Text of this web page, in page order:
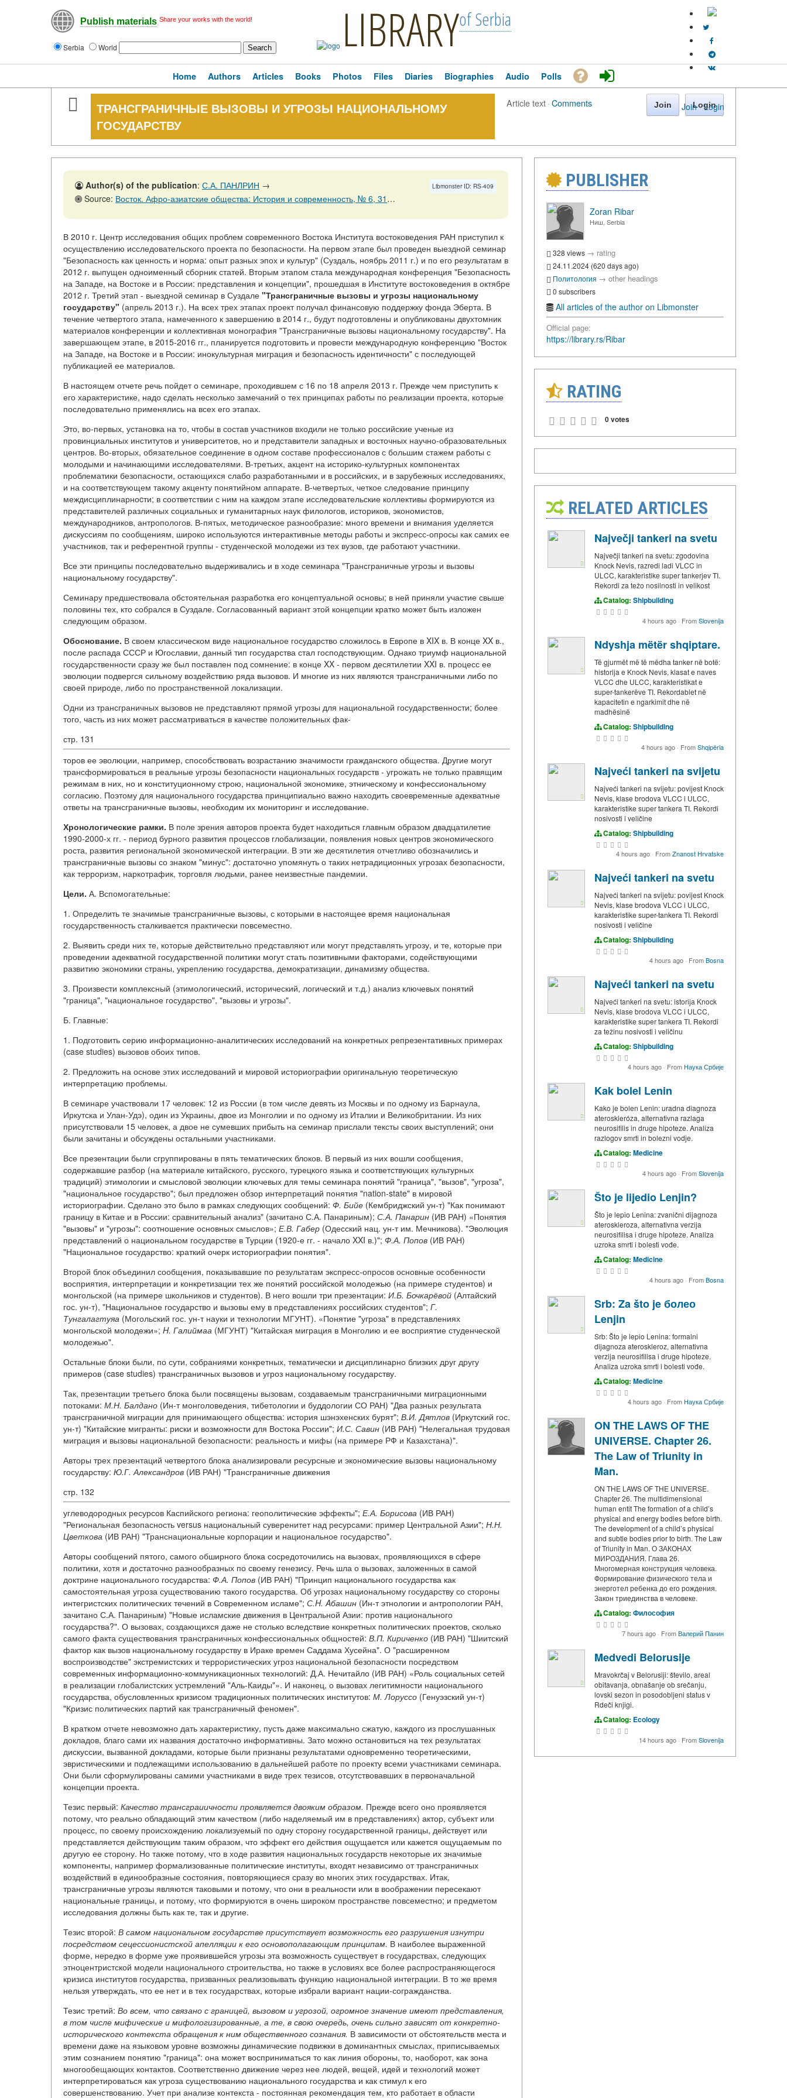
Publish materials Share your works with the world!
Serbia World LIBRARYof Serbia
Join · Login
Home Authors Articles Books Photos Files Diaries Biographies Audio Polls
ТРАНСГРАНИЧНЫЕ ВЫЗОВЫ И УГРОЗЫ НАЦИОНАЛЬНОМУ
ГОСУДАРСТВУ
Article text·Comments Join Login
Libmonster ID: RS-409
Author(s) of the publication: С.А. ПАНЛРИН →
Source: Восток. Афро-азиатские общества: История и современность, № 6, 31 декабря 2013 Страницы 131-133
В 2010 г. Центр исследования общих проблем современного Востока Института востоковедения РАН приступил к
осуществлению исследовательского проекта по безопасности. На первом этапе был проведен выездной семинар
"Безопасность как ценность и норма: опыт разных эпох и культур" (Суздаль, ноябрь 2011 г.) и по его результатам в
2012 г. выпущен одноименный сборник статей. Вторым этапом стала международная конференция "Безопасность
на Западе, на Востоке и в России: представления и концепции", прошедшая в Институте востоковедения в октябре
2012 г. Третий этап - выездной семинар в Суздале "Трансграничные вызовы и угрозы национальному
государству" (апрель 2013 г.). На всех трех этапах проект получал финансовую поддержку фонда Эберта. В
течение четвертого этапа, намеченного к завершению в 2014 г., будут подготовлены и опубликованы двухтомник
материалов конференции и коллективная монография "Трансграничные вызовы национальному государству". На
завершающем этапе, в 2015-2016 гг., планируется подготовить и провести международную конференцию "Восток
на Западе, на Востоке и в России: инокультурная миграция и безопасность идентичности" с последующей
публикацией ее материалов.
В настоящем отчете речь пойдет о семинаре, проходившем с 16 по 18 апреля 2013 г. Прежде чем приступить к
его характеристике, надо сделать несколько замечаний о тех принципах работы по реализации проекта, которые
последовательно применялись на всех его этапах.
Это, во-первых, установка на то, чтобы в состав участников входили не только российские ученые из
провинциальных институтов и университетов, но и представители западных и восточных научно-образовательных
центров. Во-вторых, обязательное соединение в одном составе профессионалов с большим стажем работы с
молодыми и начинающими исследователями. В-третьих, акцент на историко-культурных компонентах
проблематики безопасности, остающихся слабо разработанными и в российских, и в зарубежных исследованиях,
и на соответствующем такому акценту понятийном аппарате. В-четвертых, четкое следование принципу
междисциплинарноcти; в соответствии с ним на каждом этапе исследовательские коллективы формируются из
представителей различных социальных и гуманитарных наук филологов, историков, экономистов,
международников, антропологов. В-пятых, методическое разнообразие: много времени и внимания уделяется
дискуссиям по сообщениям, широко используются интерактивные методы работы и экспресс-опросы как самих ее
участников, так и референтной группы - студенческой молодежи из тех вузов, где работают участники.
Все эти принципы последовательно выдерживались и в ходе семинара "Трансграничные угрозы и вызовы
национальному государству".
Семинару предшествовала обстоятельная разработка его концептуальной основы; в ней приняли участие свыше
половины тех, кто собрался в Суздале. Согласованный вариант этой концепции кратко может быть изложен
следующим образом.
Обоснование. В своем классическом виде национальное государство сложилось в Европе в XIX в. В конце XX в.,
после распада СССР и Югославии, данный тип государства стал господствующим. Однако триумф национальной
государственности сразу же был поставлен под сомнение: в конце XX - первом десятилетии XXI в. процесс ее
эволюции подвергся сильному воздействию ряда вызовов. И многие из них являются трансграничными либо по
своей природе, либо по пространственной локализации.
Одни из трансграничных вызовов не представляют прямой угрозы для национальной государственности; более
того, часть из них может рассматриваться в качестве положительных фак-
стр. 131
торов ее эволюции, например, способствовать возрастанию значимости гражданского общества. Другие могут
трансформироваться в реальные угрозы безопасности национальных государств - угрожать не только правящим
режимам в них, но и конституционному строю, национальной экономике, этническому и конфессиональному
согласию. Поэтому для национального государства принципиально важно находить своевременные адекватные
ответы на трансграничные вызовы, необходим их мониторинг и исследование.
Хронологические рамки. В поле зрения авторов проекта будет находиться главным образом двадцатилетие
1990-2000-х гг. - период бурного развития процессов глобализации, появления новых центров экономического
роста, развития региональной экономической интеграции. В эти же десятилетия отчетливо обозначились и
трансграничные вызовы со знаком "минус": достаточно упомянуть о таких нетрадиционных угрозах безопасности,
как терроризм, наркотрафик, торговля людьми, ранее неизвестные пандемии.
Цели. А. Вспомогательные:
1. Определить те значимые трансграничные вызовы, с которыми в настоящее время национальная
государственность сталкивается практически повсеместно.
2. Выявить среди них те, которые действительно представляют или могут представлять угрозу, и те, которые при
проведении адекватной государственной политики могут стать позитивными факторами, содействующими
развитию экономики страны, укреплению государства, демократизации, динамизму общества.
3. Произвести комплексный (этимологический, исторический, логический и т.д.) анализ ключевых понятий
"граница", "национальное государство", "вызовы и угрозы".
Б. Главные:
1. Подготовить серию информационно-аналитических исследований на конкретных репрезентативных примерах
(case studies) вызовов обоих типов.
2. Предложить на основе этих исследований и мировой историографии оригинальную теоретическую
интерпретацию проблемы.
В семинаре участвовали 17 человек: 12 из России (в том числе девять из Москвы и по одному из Барнаула,
Иркутска и Улан-Удэ), один из Украины, двое из Монголии и по одному из Италии и Великобритании. Из них
присутствовали 15 человек, а двое не сумевших прибыть на семинар прислали тексты своих выступлений; они
были зачитаны и обсуждены остальными участниками.
Все презентации были сгруппированы в пять тематических блоков. В первый из них вошли сообщения,
содержавшие разбор (на материале китайского, русского, турецкого языка и соответствующих культурных
традиций) этимологии и смысловой эволюции ключевых для темы семинара понятий "граница", "вызов", "угроза",
"национальное государство"; был предложен обзор интерпретаций понятия "nation-state" в мировой
историографии. Сделано это было в рамках следующих сообщений: Ф. Бийе (Кембриджский ун-т) "Как понимают
границу в Китае и в России: сравнительный анализ" (зачитано С.А. Панариным); С.А. Панарин (ИВ РАН) «Понятия
"вызовы" и "угрозы": соотношение основных смыслов»; Е.В. Габер (Одесский нац. ун-т им. Мечникова). "Эволюция
представлений о национальном государстве в Турции (1920-е гг. - начало XXI в.)"; Ф.А. Попов (ИВ РАН)
"Национальное государство: краткий очерк историографии понятия".
Второй блок объединил сообщения, показывавшие по результатам экспресс-опросов основные особенности
восприятия, интерпретации и конкретизации тех же понятий российской молодежью (на примере студентов) и
монгольской (на примере школьников и студентов). В него вошли три презентации: И.Б. Бочкарёвой (Алтайский
гос. ун-т), "Национальное государство и вызовы ему в представлениях российских студентов"; Г.
Тунгалагтуяа (Могольский гос. ун-т науки и технологии МГУНТ). «Понятие "угроза" в представлениях
монгольской молодежи»; H. Галиймаа (МГУНТ) "Китайская миграция в Монголию и ее восприятие студенческой
молодежью".
Остальные блоки были, по сути, собраниями конкретных, тематически и дисциплинарно близких друг другу
примеров (case studies) трансграничных вызовов и угроз национальному государству.
Так, презентации третьего блока были посвящены вызовам, создаваемым трансграничными миграционными
потоками: М.Н. Балдано (Ин-т монголоведения, тибетологии и буддологии СО РАН) "Два разных результата
трансграничной миграции для принимающего общества: история шэнэхенских бурят"; В.И. Дятлов (Иркутский гос.
ун-т) "Китайские мигранты: риски и возможности для Востока России"; И.С. Савин (ИВ РАН) "Нелегальная трудовая
миграция и вызовы национальной безопасности: реальность и мифы (на примере РФ и Казахстана)".
Авторы трех презентаций четвертого блока анализировали ресурсные и экономические вызовы национальному
государству: Ю.Г. Александров (ИВ РАН) "Трансграничные движения
стр. 132
углеводородных ресурсов Каспийского региона: геополитические эффекты"; Е.А. Борисова (ИВ РАН)
"Региональная безопасность versus национальный суверенитет над ресурсами: пример Центральной Азии"; Н.Н.
Цветкова (ИВ РАН) "Транснациональные корпорации и национальное государство".
Авторы сообщений пятого, самого обширного блока сосредоточились на вызовах, проявляющихся в сфере
политики, хотя и достаточно разнообразных по своему генезису. Речь шла о вызовах, заложенных в самой
доктрине национального государства: Ф.А. Попов (ИВ РАН) "Принцип национального государства как
самостоятельная угроза существованию такого государства. Об угрозах национальному государству со стороны
интегристских политических течений в Современном исламе"; С.H. Aбашин (Ин-т этнологии и антропологии РАН,
зачитано С.А. Панариным) "Новые исламские движения в Центральной Азии: против национального
государства?". О вызовах, создающихся даже не столько вследствие конкретных политических проектов, сколько
самого факта существования трансграничных конфессиональных общностей: В.П. Кириченко (ИВ РАН) "Шиитский
фактор как вызов национальному государству в Ираке времен Саддама Хусейна". О "расширенном
воспроизводстве" экстремистских и террористических угроз национальной безопасности посредством
современных информационно-коммуникационных технологий: Д.А. Нечитайло (ИВ РАН) «Роль социальных сетей
в реализации глобалистских устремлений "Аль-Каиды"». И наконец, о вызовах легитимности национального
государства, обусловленных кризисом традиционных политических институтов: М. Лоруссо (Генуэзский ун-т)
"Кризис политических партий как трансграничный феномен".
В кратком отчете невозможно дать характеристику, пусть даже максимально сжатую, каждого из прослушанных
докладов, благо сами их названия достаточно информативны. Зато можно остановиться на тех результатах
дискуссии, вызванной докладами, которые были признаны результатами одновременно теоретическими,
эвристическими и подлежащими использованию в дальнейшей работе по проекту всеми участниками семинара.
Они были сформулированы самими участниками в виде трех тезисов, отсутствовавших в первоначальной
концепции проекта.
Тезис первый: Качество трансграиичности проявляется двояким образом. Прежде всего оно проявляется
потому, что реально обладающий этим качеством (либо наделяемый им в представлениях) актор, субъект или
процесс, по своему происхождению локализуемый по одну сторону государственной границы, действует или
представляется действующим таким образом, что эффект его действия ощущается или кажется ощущаемым по
другую ее сторону. Но также потому, что в ходе развития национальных государств некоторые их значимые
компоненты, например формализованные политические институты, входят независимо от трансграничных
воздействий в единообразные состояния, повторяющиеся сразу во многих этих государствах. Итак,
трансграничные угрозы являются таковыми и потому, что они в реальности или в воображении пересекают
национальные границы, и потому, что формируются в очень широком пространстве повсеместно; и предметом
исследования должны быть как те, так и другие.
Тезис второй: В самом национальном государстве присутствует возможность его разрушения изнутри
посредством сецессионистской апелляции к его основополагающим принципам. В наиболее выраженной
форме, нередко в форме уже проявившейся угрозы эта возможность существует в государствах, следующих
этноцентристской модели национального строительства, но также в условиях все более распространяющегося
кризиса институтов государства, призванных реализовывать функцию национальной интеграции. В то же время
нельзя утверждать, что ее нет и в тех государствах, которые избрали вариант нации-согражданства.
Тезис третий: Во всем, что связано с границей, вызовом и угрозой, огромное значение имеют представления,
в том числе мифические и мифологизированные, а те, в свою очередь, очень сильно зависят от конкретно-
исторического контекста обращения к ним общественного сознания. В зависимости от обстоятельств места и
времени даже на языковом уровне возможны динамические подвижки в доминантных смыслах, приписываемых
этим сознанием понятию "граница": она может восприниматься то как линия обороны, то, наоборот, как зона
многообещающих контактов. Соответственно движение через нее людей, вещей, идей и технологий может
интерпретироваться как угроза существованию национального государства и как стимул к его
совершенствованию. Учет при анализе контекста - постоянная рекомендация тем, кто работает в области
PUBLISHER
Zoran Ribar
Ниш, Serbia
328 views → rating
24.11.2024 (620 days ago)
Политология → other headings
0 subscribers
All articles of the author on Libmonster
Official page:
https://library.rs/Ribar
RATING
0 votes
RELATED ARTICLES
Največji tankeri na svetu
Največji tankeri na svetu: zgodovina
Knock Nevis, razredi ladi VLCC in
ULCC, karakteristike super tankerjev TI.
Rekordi za težo nosilnosti in velikost
Catalog: Shipbuilding
4 hours ago · FromSlovenija
Ndyshja mëtër shqiptare.
Të gjurmët më të mëdha tanker në botë:
historija e Knock Nevis, klasat e naves
VLCC dhe ULCC, karakteristikat e
super-tankerëve TI. Rekordablet në
kapacitetin e ngarkimit dhe në
madhësinë
Catalog: Shipbuilding
4 hours ago · FromShqipëria
Najveći tankeri na svijetu
Najveći tankeri na svijetu: povijest Knock
Nevis, klase brodova VLCC i ULCC,
karakteristike super tankera TI. Rekordi
nosivosti i veličine
Catalog: Shipbuilding
4 hours ago · FromZnanost Hrvatske
Najveći tankeri na svetu
Najveći tankeri na svijetu: povijest Knock
Nevis, klase brodova VLCC i ULCC,
karakteristike super-tankera TI. Rekordi
nosivosti i veličine
Catalog: Shipbuilding
4 hours ago · FromBosna
Najveći tankeri na svetu
Najveći tankeri na svetu: istorija Knock
Nevis, klase brodova VLCC i ULCC,
karakteristike super tankera TI. Rekordi
za težinu nosivosti i veličinu
Catalog: Shipbuilding
4 hours ago · FromНаука Србије
Kak bolel Lenin
Kako je bolen Lenin: uradna diagnoza
ateroskleróza, alternativna razlaga
neurosifilis in druge hipoteze. Analiza
razlogov smrti in bolezni vodje.
Catalog: Medicine
4 hours ago · FromSlovenija
Što je lijedio Lenjin?
Što je lepio Lenina: zvanični dijagnoza
ateroskleroza, alternativna verzija
neurosifilisa i druge hipoteze. Analiza
uzroka smrti i bolesti vođe.
Catalog: Medicine
4 hours ago · FromBosna
Srb: Za što je болео
Lenjin
Srb: Što je lepio Lenina: formalni
dijagnoza ateroskleroz, alternativna
verzija neurosifilisa i druge hipoteze.
Analiza uzroka smrti i bolesti vođe.
Catalog: Medicine
4 hours ago · FromНаука Србије
ON THE LAWS OF THE
UNIVERSE. Chapter 26.
The Law of Triunity in
Man.
ON THE LAWS OF THE UNIVERSE.
Chapter 26. The multidimensional
human entit The formation of a child’s
physical and energy bodies before birth.
The development of a child’s physical
and subtle bodies prior to birth. The Law
of Triunity in Man. О ЗАКОНАХ
МИРОЗДАНИЯ. Глава 26.
Многомерная конструкция человека.
Формирование физического тела и
энерготел ребенка до его рождения.
Закон триединства в человеке.
Catalog: Философия
7 hours ago · FromВалерий Панин
Medvedi Belorusije
Mravokrčaj v Belorusiji: število, areal
obitavanja, obnašanje ob srečanju,
lovski sezon in posodobljeni status v
Rdeči knjigi.
Catalog: Ecology
14 hours ago · FromSlovenija